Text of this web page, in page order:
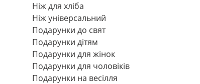
Ніж для хліба
Ніж універсальний
Подарунки до свят
Подарунки дітям
Подарунки для жінок
Подарунки для чоловіків
Подарунки на весілля